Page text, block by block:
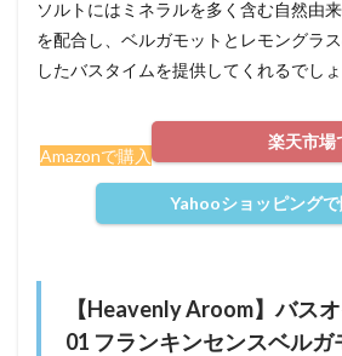
ソルトにはミネラルを多く含む自然由
を配合し、ベルガモットとレモングラ
したバスタイムを提供してくれるでしょ
Amazonで購入
楽天市場
Yahooショッピングで
【Heavenly Aroom】バス
01 フランキンセンスベルガ